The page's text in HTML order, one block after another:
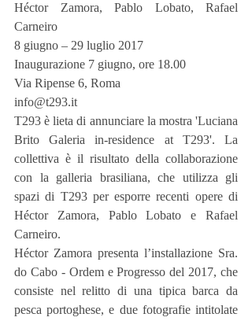
Héctor Zamora, Pablo Lobato, Rafael
Carneiro
8 giugno – 29 luglio 2017
Inaugurazione 7 giugno, ore 18.00
Via Ripense 6, Roma
info@t293.it
T293 è lieta di annunciare la mostra 'Luciana
Brito Galeria in-residence at T293'. La
collettiva è il risultato della collaborazione
con la galleria brasiliana, che utilizza gli
spazi di T293 per esporre recenti opere di
Héctor Zamora, Pablo Lobato e Rafael
Carneiro.
Héctor Zamora presenta l’installazione Sra.
do Cabo - Ordem e Progresso del 2017, che
consiste nel relitto di una tipica barca da
pesca portoghese, e due fotografie intitolate